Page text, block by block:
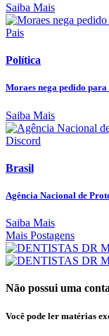
Saiba Mais
Política
Moraes nega pedido
Saiba Mais
Brasil
Agência Nacional de
Saiba Mais
Mais Postagens
Não possui uma
Você pode ler matérias